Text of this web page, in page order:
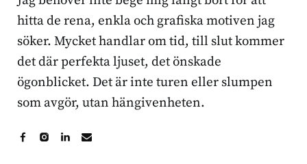
hitta de rena, enkla och grafiska motiven jag
söker. Mycket handlar om tid, till slut kommer
det där perfekta ljuset, det önskade
ögonblicket. Det är inte turen eller slumpen
som avgör, utan hängivenheten.